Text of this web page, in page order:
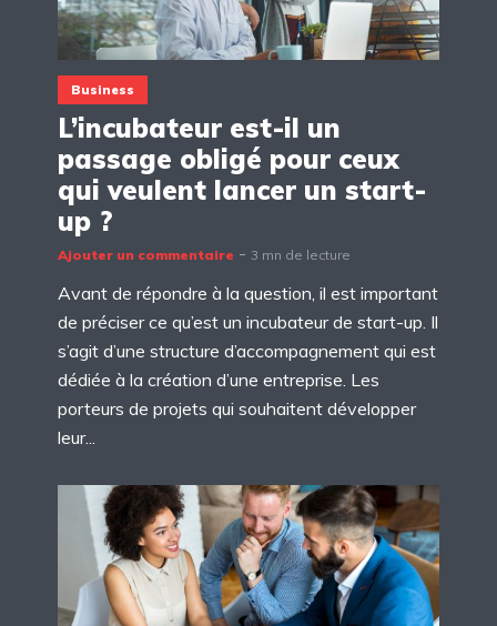
Business
L’incubateur est-il un
passage obligé pour ceux
qui veulent lancer un start-
up ?
Ajouter un commentaire 3 mn de lecture
Avant de répondre à la question, il est important
de préciser ce qu’est un incubateur de start-up. Il
s’agit d’une structure d’accompagnement qui est
dédiée à la création d’une entreprise. Les
porteurs de projets qui souhaitent développer
leur...